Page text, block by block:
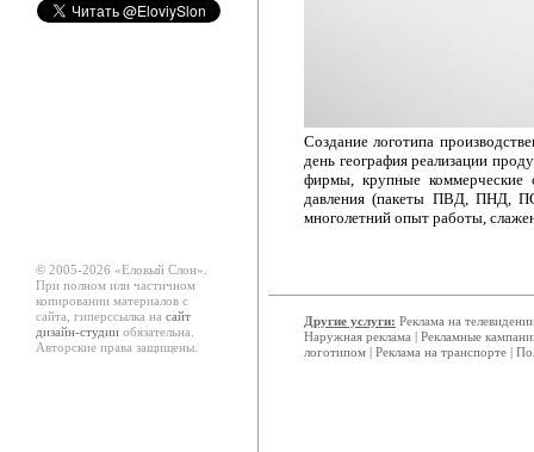
Создание логотипа
день география реализации
фирмы, крупные коммерческие
давления (пакеты ПВД, ПНД,
многолетний опыт работы,
© 2005-2026 «Еловый Cлон».
При полном или частичном
копировании материалов с
сайта, гиперссылка на сайт
дизайн-студии обязательна.
Авторские права защищены.
Другие услуги: Реклама на
Наружная реклама | Рекламные
логотипом | Реклама на транспорте |